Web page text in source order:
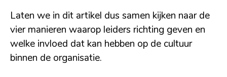
Laten we in dit artikel dus samen kijken naar de
vier manieren waarop leiders richting geven en
welke invloed dat kan hebben op de cultuur
binnen de organisatie.